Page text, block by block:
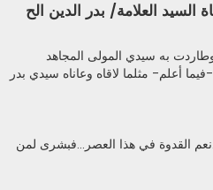
به سيدي المولى المجاهد
فيما أعلم- مثلما لاقاه وعاناه سيدي بدر
القدوة في هذا العصر...فبشرى لمن